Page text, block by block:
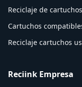
Reciclaje de cartuchos
Cartuchos
Reciclaje cartuchos
Reciink Empresa